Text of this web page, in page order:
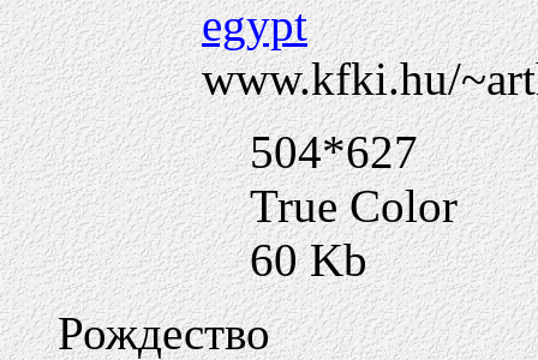
egypt
www.kfki.hu/
504*627
True Color
60 Kb
Рождество